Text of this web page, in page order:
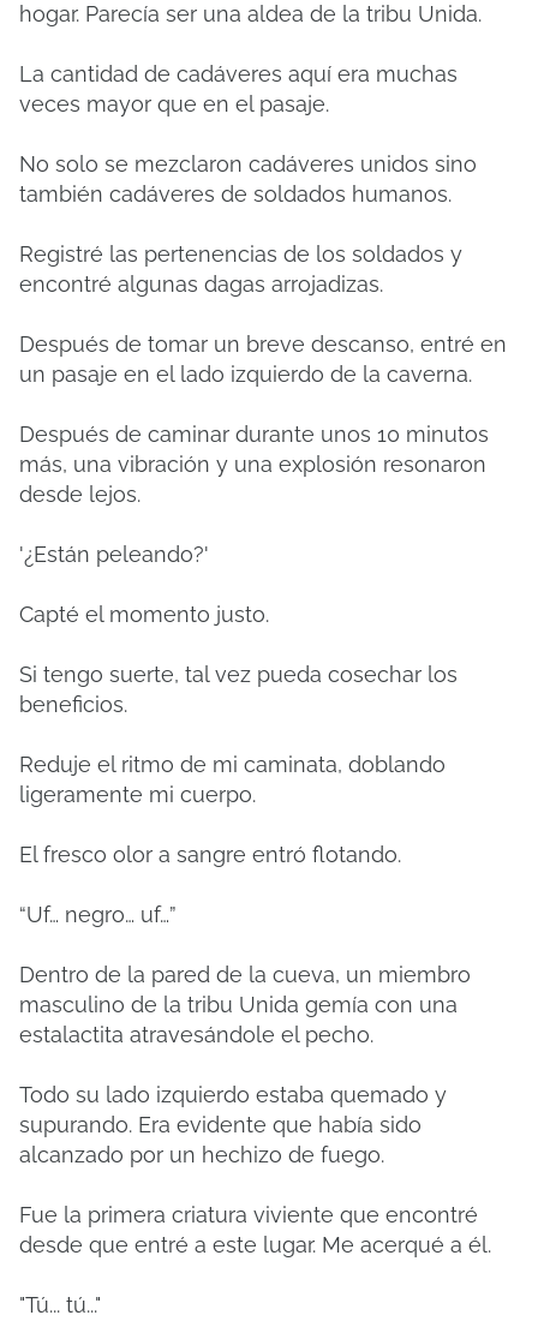
hogar. Parecía ser una aldea de la tribu Unida.
La cantidad de cadáveres aquí era muchas
veces mayor que en el pasaje.
No solo se mezclaron cadáveres unidos sino
también cadáveres de soldados humanos.
Registré las pertenencias de los soldados y
encontré algunas dagas arrojadizas.
Después de tomar un breve descanso, entré en
un pasaje en el lado izquierdo de la caverna.
Después de caminar durante unos 10 minutos
más, una vibración y una explosión resonaron
desde lejos.
'¿Están peleando?'
Capté el momento justo.
Si tengo suerte, tal vez pueda cosechar los
beneficios.
Reduje el ritmo de mi caminata, doblando
ligeramente mi cuerpo.
El fresco olor a sangre entró flotando.
“Uf… negro… uf…”
Dentro de la pared de la cueva, un miembro
masculino de la tribu Unida gemía con una
estalactita atravesándole el pecho.
Todo su lado izquierdo estaba quemado y
supurando. Era evidente que había sido
alcanzado por un hechizo de fuego.
Fue la primera criatura viviente que encontré
desde que entré a este lugar. Me acerqué a él.
"Tú... tú..."